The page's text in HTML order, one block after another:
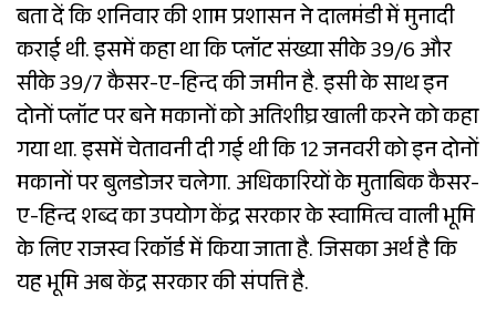
बता दें कि शनिवार की शाम प्रशासन ने दालमंडी में मुनादी
कराई थी. इसमें कहा था कि प्लॉट संख्या सीके 39/6 और
सीके 39/7 कैसर-ए-हिन्द की जमीन है. इसी के साथ इन
दोनों प्लॉट पर बने मकानों को अतिशीघ्र खाली करने को कहा
गया था. इसमें चेतावनी दी गई थी कि 12 जनवरी को इन दोनों
मकानों पर बुलडोजर चलेगा. अधिकारियों के मुताबिक कैसर-
ए-हिन्द शब्द का उपयोग केंद्र सरकार के स्वामित्व वाली भूमि
के लिए राजस्व रिकॉर्ड में किया जाता है. जिसका अर्थ है कि
यह भूमि अब केंद्र सरकार की संपत्ति है.